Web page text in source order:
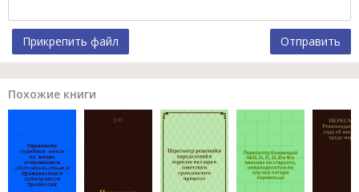
Прикрепить файл Отправить
Похожие книги